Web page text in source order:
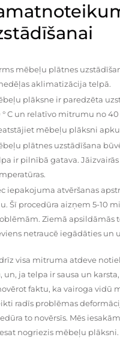
mēbeļu plātnes
aklimatizācija telpā.
plāksne ir paredzēta
° C un relatīvo mitrumu no 40
mēbeļu plāksni
plātnes uzstādīšana
ir pilnībā gatava.
iepakojuma atvēršanas
Šī procedūra aizņem 5-10
Ziemā apsildāmās
netraucē iegādāties un
visa mitruma atdeve
un, ja telpa ir sausa un
faktu, ka vairoga vidū
radīs problēmas
to novērsīs. Mēs
nogriezis mēbeļu plāksni.